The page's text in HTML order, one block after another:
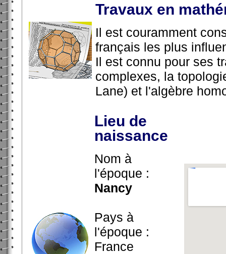
Travaux en
Il est couramment
français les plus
Il est connu pour ses
complexes, la
Lane) et l'algèbre
Lieu de
naissance
Nom à
l'époque :
Nancy
Pays à
l'époque :
France